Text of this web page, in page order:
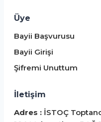
Üye
Bayii Başvurusu
Bayii Girişi
Şifremi Unuttum
İletişim
Adres : İSTOÇ